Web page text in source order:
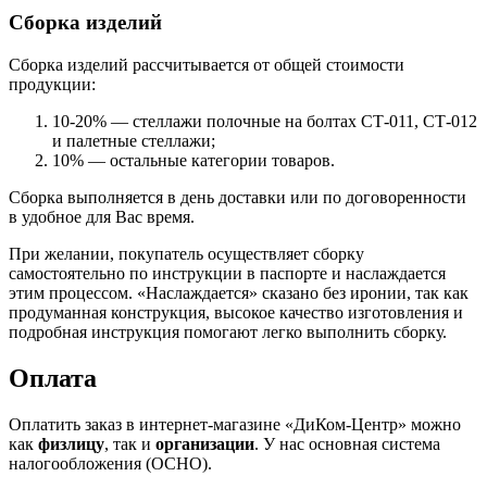
Сборка изделий
Сборка изделий рассчитывается от общей стоимости
продукции:
10-20% — стеллажи полочные на болтах СТ-011, СТ-012
и палетные стеллажи;
10% — остальные категории товаров.
Сборка выполняется в день доставки или по договоренности
в удобное для Вас время.
При желании, покупатель осуществляет сборку
самостоятельно по инструкции в паспорте и наслаждается
этим процессом. «Наслаждается» сказано без иронии, так как
продуманная конструкция, высокое качество изготовления и
подробная инструкция помогают легко выполнить сборку.
Оплата
Оплатить заказ в интернет-магазине «ДиКом-Центр» можно
как физлицу, так и организации. У нас основная система
налогообложения (ОСНО).